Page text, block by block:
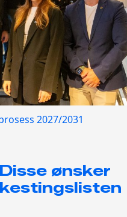
2027/2031
ønsker